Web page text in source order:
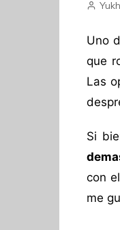
Uno
que
Las
Si
con
me